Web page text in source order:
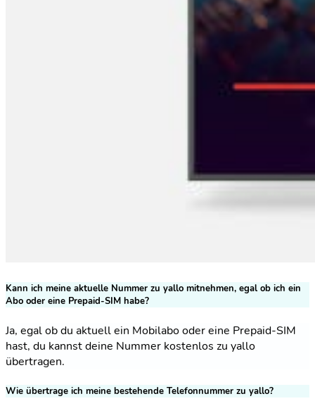
Kann ich meine aktuelle Nummer zu yallo mitnehmen, egal ob ich ein
Abo oder eine Prepaid-SIM habe?
Ja, egal ob du aktuell ein Mobilabo oder eine Prepaid-SIM
hast, du kannst deine Nummer kostenlos zu yallo
übertragen.
Wie übertrage ich meine bestehende Telefonnummer zu yallo?